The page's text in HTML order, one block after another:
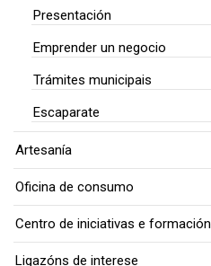
Presentación
Emprender un negocio
Trámites municipais
Escaparate
Artesanía
Oficina de consumo
Centro de iniciativas e formación
Ligazóns de interese